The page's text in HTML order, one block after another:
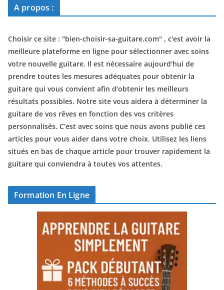
A propos :
Choisir ce site : "bien-choisir-sa-guitare.com" , c'est avoir la
meilleure plateforme en ligne pour sélectionner avec soins
votre nouvelle guitare. Il est nécessaire aujourd'hui de
prendre toutes les mesures adéquates pour obtenir la
guitare qui vous convient afin d'obtenir les meilleurs
résultats possibles. Notre site vous aidera à déterminer la
guitare de vos rêves en fonction des vos critères
personnalisés. C’est avec soins que nous avons publié ces
articles pour vous aider dans votre choix. Utilisez les liens
situés en bas de chaque article pour trouver rapidement la
guitare qui conviendra à toutes vos attentes.
Formation En Ligne